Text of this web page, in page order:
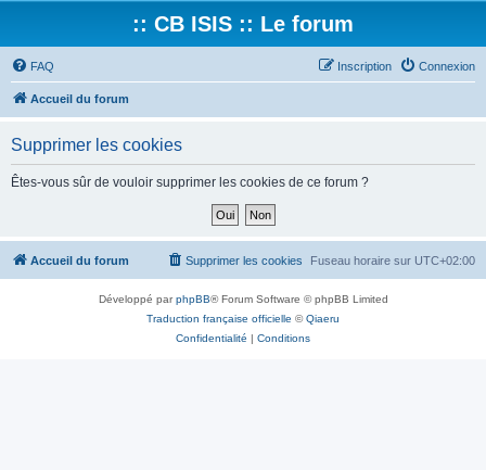
:: CB ISIS :: Le forum
FAQ Connexion
Inscription
Accueil du forum
Supprimer les cookies
Êtes-vous sûr de vouloir supprimer les cookies de ce forum ?
Accueil du forum Fuseau horaire sur UTC+02:00
Supprimer les cookies
Développé parphpBB® Forum Software © phpBB Limited
Traduction française officielle ©Qiaeru
Confidentialité | Conditions